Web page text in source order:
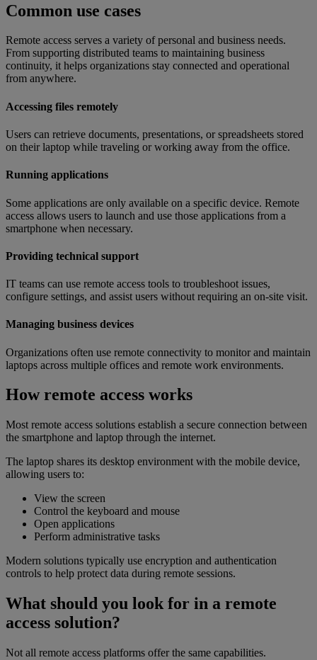
Common use cases
Remote access serves a variety of personal and business needs.
From supporting distributed teams to maintaining business
continuity, it helps organizations stay connected and operational
from anywhere.
Accessing files remotely
Users can retrieve documents, presentations, or spreadsheets stored
on their laptop while traveling or working away from the office.
Running applications
Some applications are only available on a specific device. Remote
access allows users to launch and use those applications from a
smartphone when necessary.
Providing technical support
IT teams can use remote access tools to troubleshoot issues,
configure settings, and assist users without requiring an on-site visit.
Managing business devices
Organizations often use remote connectivity to monitor and maintain
laptops across multiple offices and remote work environments.
How remote access works
Most remote access solutions establish a secure connection between
the smartphone and laptop through the internet.
The laptop shares its desktop environment with the mobile device,
allowing users to:
View the screen
Control the keyboard and mouse
Open applications
Perform administrative tasks
Modern solutions typically use encryption and authentication
controls to help protect data during remote sessions.
What should you look for in a remote
access solution?
Not all remote access platforms offer the same capabilities.